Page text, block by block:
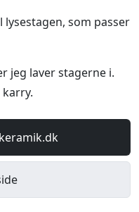
som passer
jeg laver stagerne i.